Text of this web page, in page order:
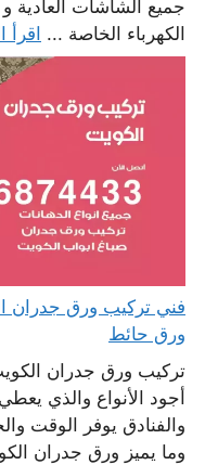
جميع الشاشات العادية
الكهرباء الخاصة ... اقرأ
ورق حائط
تركيب ورق جدران
أجود الأنواع والذي
والفنادق يوفر الوقت
وما يميز ورق جدران